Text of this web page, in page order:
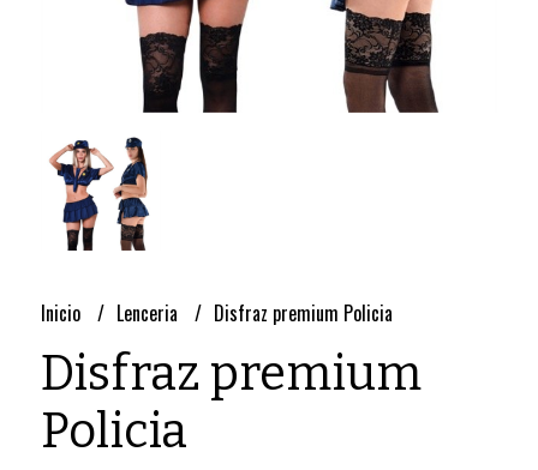
Inicio Lenceria Disfraz premium Policia
Disfraz premium
Policia